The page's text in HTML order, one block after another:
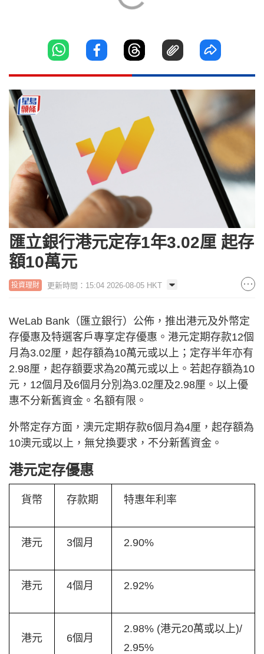
匯立銀行港元定存1年3.02厘 起存
額10萬元
投資理財 更新時間：15:04 2026-08-05 HKT
WeLab Bank（匯立銀行）公佈，推出港元及外幣定
存優惠及特選客戶專享定存優惠。港元定期存款12個
月為3.02厘，起存額為10萬元或以上；定存半年亦有
2.98厘，起存額要求為20萬元或以上。若起存額為10
元，12個月及6個月分別為3.02厘及2.98厘。以上優
惠不分新舊資金。名額有限。
外幣定存方面，澳元定期存款6個月為4厘，起存額為
10澳元或以上，無兌換要求，不分新舊資金。
港元定存優惠
貨幣 存款期 特惠年利率
港元 3個月 2.90%
港元 4個月 2.92%
港元 6個月
2.98% (港元20萬或以上)/
2.95%